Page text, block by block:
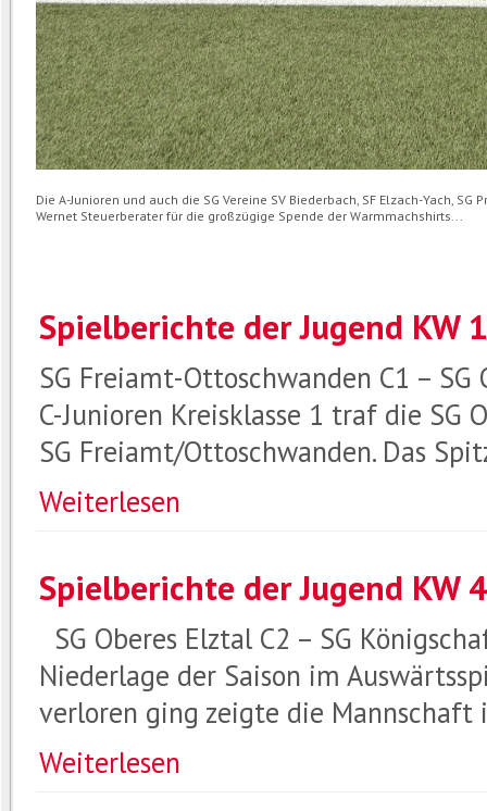
Die A-Junioren und auch die SG Vereine SV Biederbach, SF Elzach-Yach,
Wernet Steuerberater für die großzügige Spende der Warmmachshirts...
Spielberichte der Jugend KW
SG Freiamt-Ottoschwanden C1 –
C-Junioren Kreisklasse 1 traf die SG
SG Freiamt/Ottoschwanden. Das
Weiterlesen
Spielberichte der Jugend KW
SG Oberes Elztal C2 – SG
Niederlage der Saison im
verloren ging zeigte die
Weiterlesen